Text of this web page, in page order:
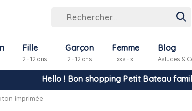
Fille
2 - 12 ans
Garçon
2 - 12 ans
Femme
xxs - xl
Blog
Astuces &
Hello ! Bon shopping Petit Bateau
La livraison est assurée partout en
-10% pour tout paiement par carte bancaire
imprimée